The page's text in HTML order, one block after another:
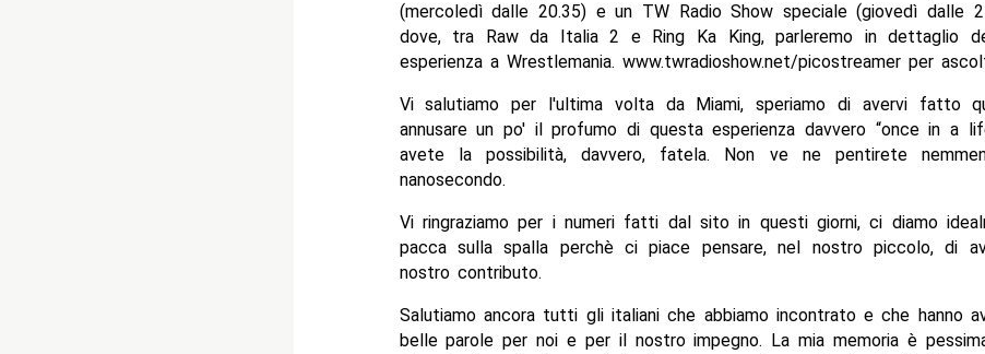
(mercoledì dalle 20.35) e un TW Radio Show speciale (giovedì dalle
dove, tra Raw da Italia 2 e Ring Ka King, parleremo in dettaglio
esperienza a Wrestlemania. www.twradioshow.net/picostreamer per
Vi salutiamo per l'ultima volta da Miami, speriamo di avervi fatto
annusare un po' il profumo di questa esperienza davvero “once in a
avete la possibilità, davvero, fatela. Non ve ne pentirete
nanosecondo.
Vi ringraziamo per i numeri fatti dal sito in questi giorni, ci diamo
pacca sulla spalla perchè ci piace pensare, nel nostro piccolo, di
nostro contributo.
Salutiamo ancora tutti gli italiani che abbiamo incontrato e che hanno
belle parole per noi e per il nostro impegno. La mia memoria è